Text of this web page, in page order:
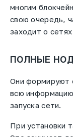
многим
свою очередь,
заходит о
ПОЛНЫЕ
Они формируют
всю
запуска сети.
При установки